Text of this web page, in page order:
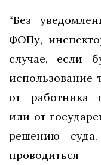
“Без
ФОПу,
случае, если
использование
от работника
или от
решению
проводиться